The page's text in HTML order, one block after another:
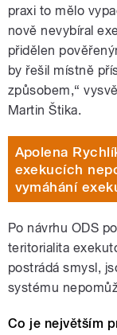
praxi to mělo
nově nevybíral
přidělen
by řešil místně
způsobem,“
Martin Štika.
Apolena
exekucích
vymáhání
Po návrhu ODS
teritorialita
postrádá smysl,
systému
Co je největším